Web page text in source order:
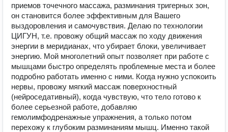
приемов точечного массажа, разминания тригерных зон,
он становится более эффективным для Вашего
выздоровления и самочувствия. Делаю по технологии
ЦИГУН, т.е. провожу общий массаж по ходу движения
энергии в меридианах, что убирает блоки, увеличивает
энергию. Мой многолетний опыт позволяет при работе с
мышцами быстро определять проблемные места и более
подробно работать именно с ними. Когда нужно успокоить
нервы, провожу мягкий массаж поверхностный
(нейроседативный), когда чувствую, что тело готово к
более серьезной работе, добавляю
гемолимфодренажные упражнения, а только потом
перехожу к глубоким разминаниям мышц. Именно такой